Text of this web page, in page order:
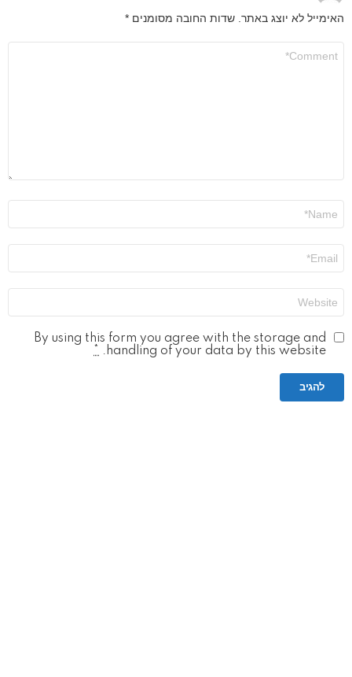
האימייל לא יוצג באתר. שדות החובה מסומנים *
שלך
By using this form you agree with the storage and
handling of your data by this website.